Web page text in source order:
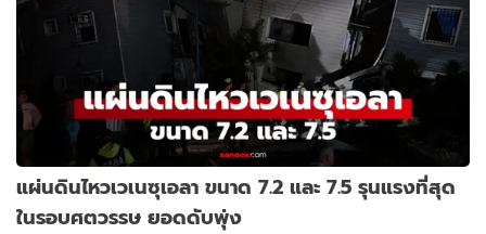
แผ่นดินไหวเวเนซุเอลา ขนาด 7.2 และ 7.5 รุนแรงที่สุด
ในรอบศตวรรษ ยอดดับพุ่ง